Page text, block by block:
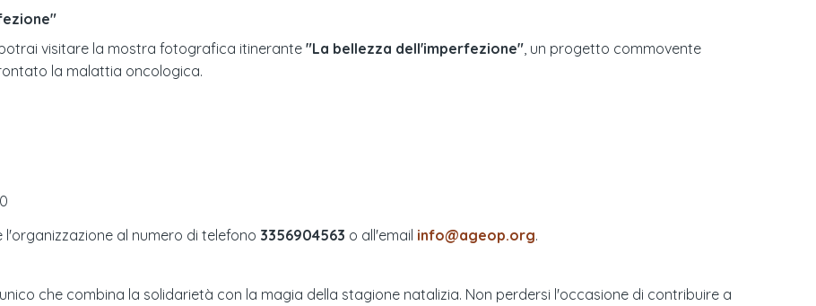
visitare la mostra fotografica itinerante "La bellezza dell'imperfezione" , un progetto commovente
la malattia oncologica.
al numero di telefono 3356904563 o all'email info@ageop.org.
che combina la solidarietà con la magia della stagione natalizia. Non perdersi l'occasione di contribuire a